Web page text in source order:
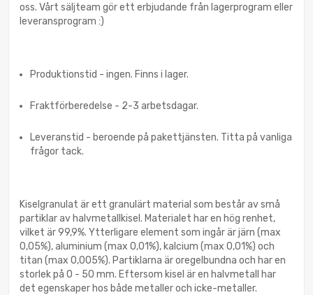
oss. Vårt säljteam gör ett erbjudande från lagerprogram eller
leveransprogram :)
Produktionstid - ingen. Finns i lager.
Fraktförberedelse - 2-3 arbetsdagar.
Leveranstid - beroende på pakettjänsten. Titta på vanliga
frågor tack.
Kiselgranulat är ett granulärt material som består av små
partiklar av halvmetallkisel. Materialet har en hög renhet,
vilket är 99,9%. Ytterligare element som ingår är järn (max
0,05%), aluminium (max 0,01%), kalcium (max 0,01%) och
titan (max 0,005%). Partiklarna är oregelbundna och har en
storlek på 0 - 50 mm. Eftersom kisel är en halvmetall har
det egenskaper hos både metaller och icke-metaller.